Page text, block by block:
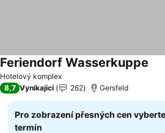
Hotelový komplex
Feriendorf Wasserkuppe
8,7 Vynikající 262 Gersfeld
Pro zobrazení přesných cen vyberte
termín